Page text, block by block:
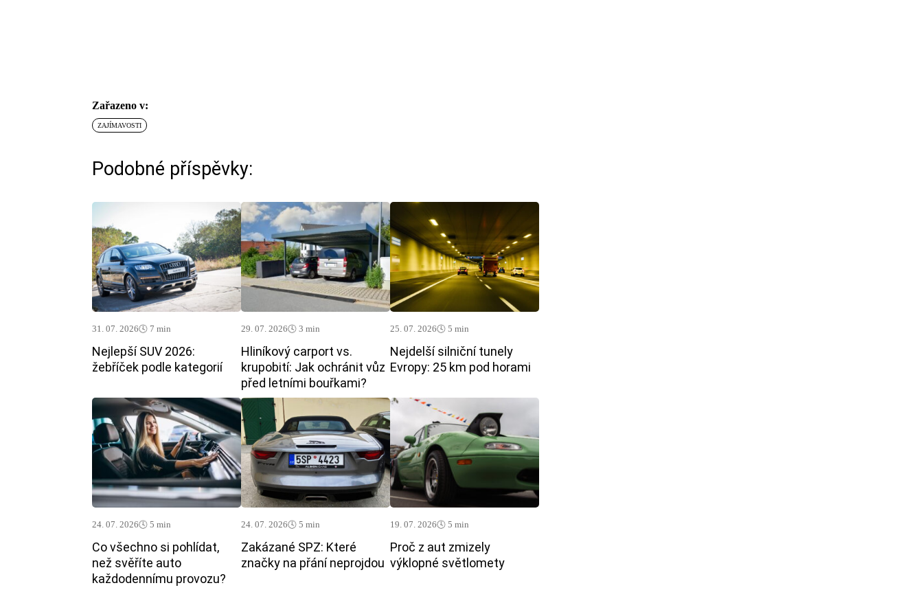
Zařazeno v:
ZAJÍMAVOSTI
Podobné příspěvky:
31. 07. 2026🕓 7 min
Nejlepší SUV 2026:
žebříček podle kategorií
29. 07. 2026🕓 3 min
Hliníkový carport vs.
krupobití: Jak ochránit vůz
před letními bouřkami?
25. 07. 2026🕓 5 min
Nejdelší silniční tunely
Evropy: 25 km pod horami
24. 07. 2026🕓 5 min
Co všechno si pohlídat,
než svěříte auto
každodennímu provozu?
24. 07. 2026🕓 5 min
Zakázané SPZ: Které
značky na přání neprojdou
19. 07. 2026🕓 5 min
Proč z aut zmizely
výklopné světlomety